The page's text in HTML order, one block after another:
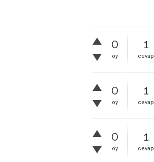
0
oy
1
cevap
0
oy
1
cevap
0
oy
1
cevap